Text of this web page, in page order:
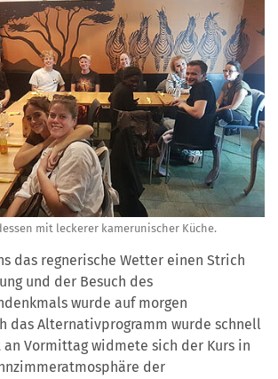
mit leckerer kamerunischer Küche.
das regnerische Wetter einen Strich
und der Besuch des
wurde auf morgen
das Alternativprogramm wurde schnell
an Vormittag widmete sich der Kurs in
der